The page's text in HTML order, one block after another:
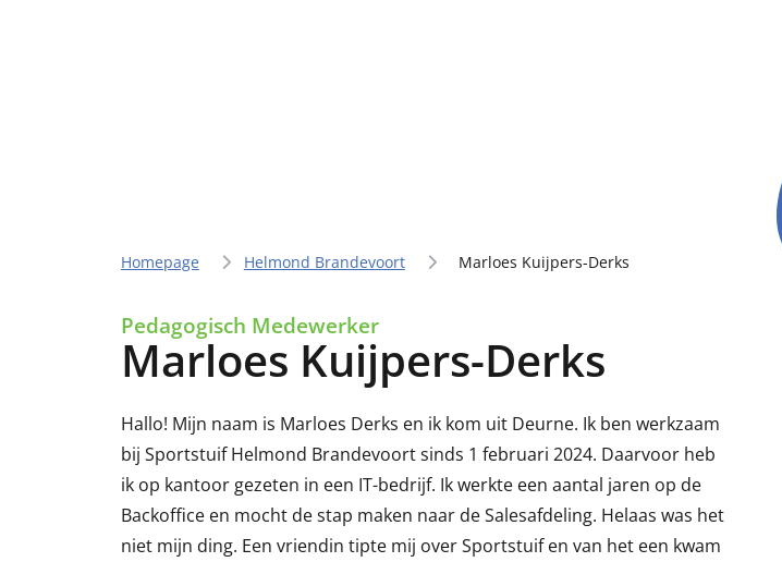
Homepage Helmond Brandevoort Marloes Kuijpers-Derks
Pedagogisch Medewerker
Marloes Kuijpers-Derks
Hallo! Mijn naam is Marloes Derks en ik kom uit Deurne. Ik ben werkzaam
bij Sportstuif Helmond Brandevoort sinds 1 februari 2024. Daarvoor heb
ik op kantoor gezeten in een IT-bedrijf. Ik werkte een aantal jaren op de
Backoffice en mocht de stap maken naar de Salesafdeling. Helaas was het
niet mijn ding. Een vriendin tipte mij over Sportstuif en van het een kwam